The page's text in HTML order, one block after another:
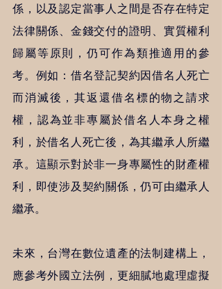
係，以及認定當事人之間是否存在特定
法律關係、金錢交付的證明、實質權利
歸屬等原則，仍可作為類推適用的參
考。例如：借名登記契約因借名人死亡
而消滅後，其返還借名標的物之請求
權，認為並非專屬於借名人本身之權
利，於借名人死亡後，為其繼承人所繼
承。這顯示對於非一身專屬性的財產權
利，即使涉及契約關係，仍可由繼承人
繼承。
未來，台灣在數位遺產的法制建構上，
應參考外國立法例，更細膩地處理虛擬